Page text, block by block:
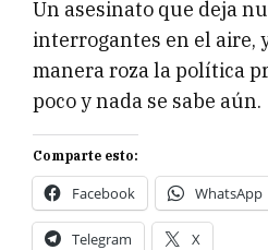
Un asesinato que deja
interrogantes en el aire,
manera roza la política
poco y nada se sabe aún.
Comparte esto:
Facebook WhatsApp
Telegram X